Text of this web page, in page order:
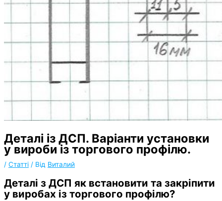
Деталі із ДСП. Варіанти установки
у вироби із торгового профілю.
/ Статті / Від Виталий
Деталі з ДСП як встановити та закріпити
у виробах із торгового профілю?